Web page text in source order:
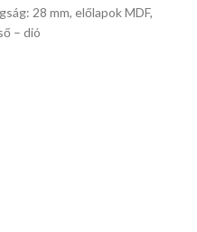
28 mm, előlapok MDF,
– dió